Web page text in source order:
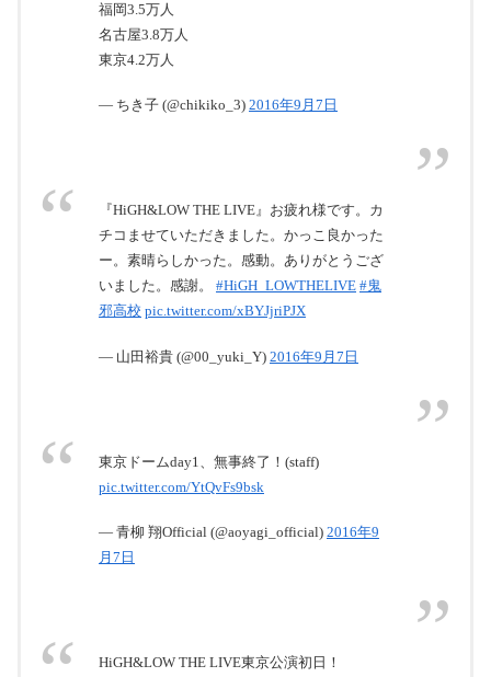
福岡3.5万人
名古屋3.8万人
東京4.2万人
— ちき子 (@chikiko_3) 2016年9月7日
『HiGH&LOW THE LIVE』お疲れ様です。カ
チコませていただきました。かっこ良かった
ー。素晴らしかった。感動。ありがとうござ
いました。感謝。 #HiGH_LOWTHELIVE #鬼
邪高校 pic.twitter.com/xBYJjriPJX
— 山田裕貴 (@00_yuki_Y) 2016年9月7日
東京ドームday1、無事終了！(staff)
pic.twitter.com/YtQvFs9bsk
— 青柳 翔Official (@aoyagi_official) 2016年9
月7日
HiGH&LOW THE LIVE東京公演初日！